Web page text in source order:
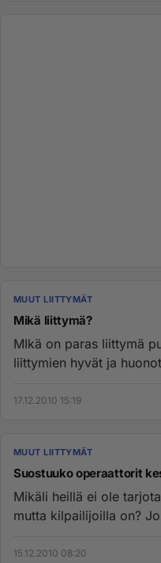
MUUT LIITTYMÄT
Mikä liittymä?
MIkä on paras liittymä
liittymien hyvät ja
17.12.2010 15:19
MUUT LIITTYMÄT
Suostuuko operaattorit
Mikäli heillä ei ole
mutta kilpailijoilla on?
15.12.2010 08:20